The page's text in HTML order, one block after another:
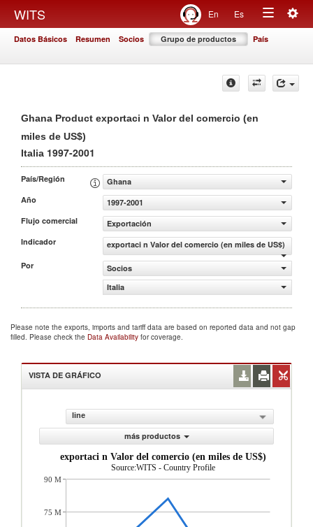
WITS En Es
Toggle
Datos Básicos Resumen Socios Grupo de productos País
Ghana Product exportaci n Valor del comercio (en
miles de US$)
Italia 1997-2001
País/Región
Ghana
Año
1997-2001
Flujo comercial
Exportación
Indicador
exportaci n Valor del comercio (en miles de US$)
Por
Socios
Italia
Please note the exports, imports and tariff data are based on reported data and not gap
filled. Please check the Data Availability for coverage.
VISTA DE GRÁFICO
line
más productos
exportaci n Valor del comercio (en miles de US$)
Source:WITS - Country Profile
90 M
75 M